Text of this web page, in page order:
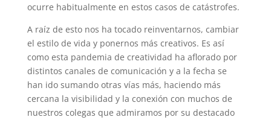
ocurre habitualmente en estos casos de catástrofes.
A raíz de esto nos ha tocado reinventarnos, cambiar
el estilo de vida y ponernos más creativos. Es así
como esta pandemia de creatividad ha aflorado por
distintos canales de comunicación y a la fecha se
han ido sumando otras vías más, haciendo más
cercana la visibilidad y la conexión con muchos de
nuestros colegas que admiramos por su destacado